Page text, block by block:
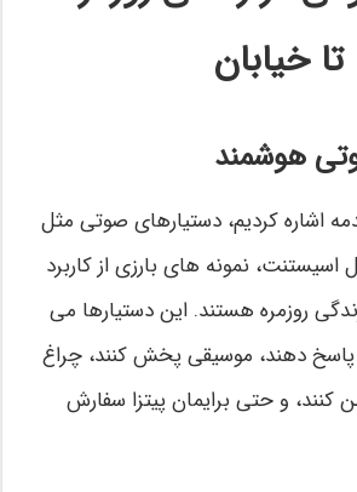
خیابان
هوشمند
اشاره کردیم، دستیارهای صوتی مثل
اسیستنت، نمونه های بارزی از کاربرد
روزمره هستند. این دستیارها می
پاسخ دهند، موسیقی پخش کنند، چراغ
و حتی برایمان پیتزا سفارش